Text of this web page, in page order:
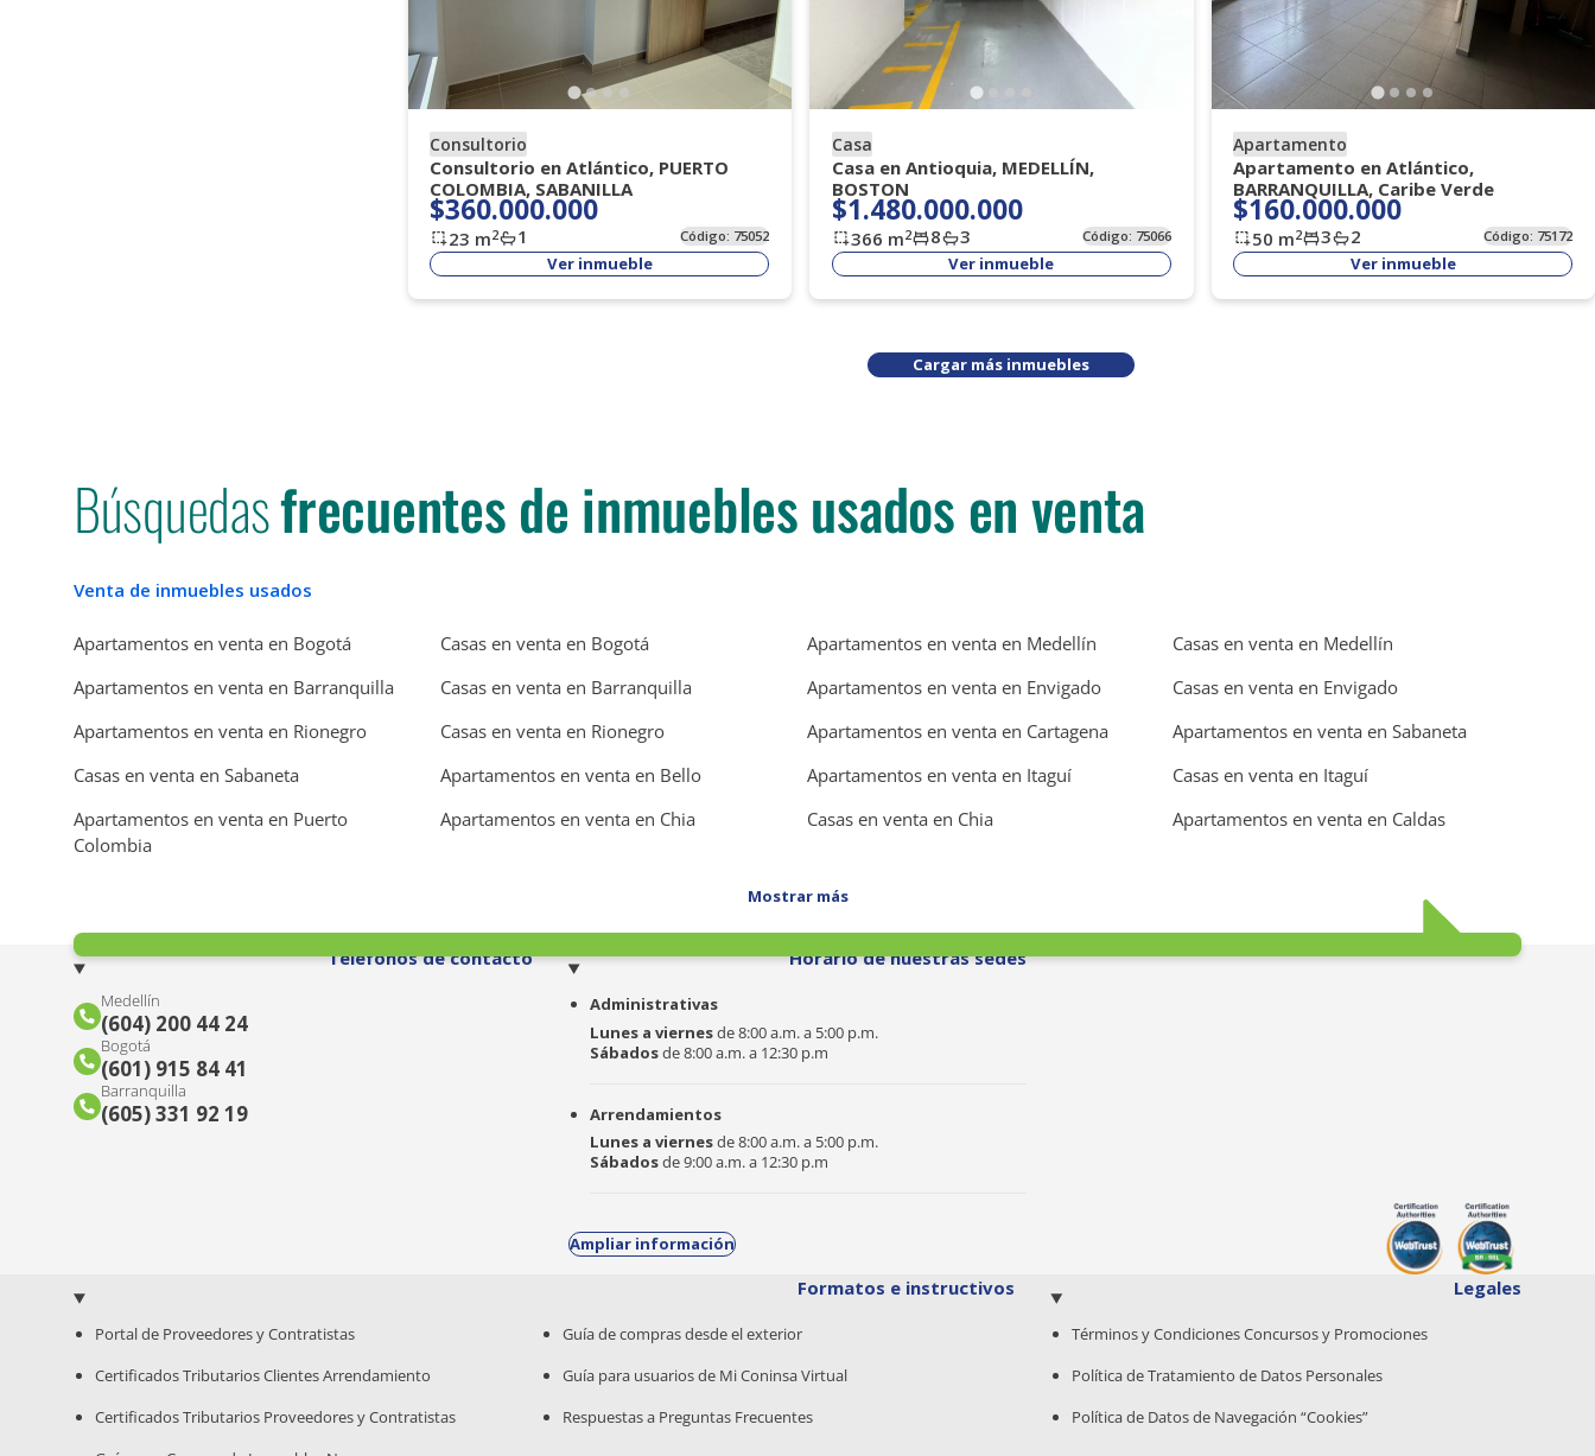
Consultorio
Consultorio en Atlántico, PUERTO
COLOMBIA, SABANILLA
$360.000.000
23 m2 1 Código: 75052
Ver inmueble
Casa
Casa en Antioquia, MEDELLÍN,
BOSTON
$1.480.000.000
366 m2 8 3 Código: 75066
Ver inmueble
Apartamento
Apartamento en Atlántico,
BARRANQUILLA, Caribe Verde
$160.000.000
50 m2 3 2 Código: 75172
Ver inmueble
Cargar más inmuebles
Búsquedasfrecuentes de inmuebles usados en venta
Venta de inmuebles usados
Apartamentos en venta en Bogotá Casas en venta en Bogotá Apartamentos en venta en Medellín
Casas en venta en Medellín
Apartamentos en venta en Barranquilla
Casas en venta en Barranquilla Apartamentos en venta en Envigado
Casas en venta en Envigado
Apartamentos en venta en Rionegro
Casas en venta en Rionegro Apartamentos en venta en Cartagena
Apartamentos en venta en Sabaneta
Casas en venta en Sabaneta
Apartamentos en venta en Bello Apartamentos en venta en Itaguí
Casas en venta en Itaguí
Apartamentos en venta en Puerto
Colombia
Apartamentos en venta en Chia Casas en venta en Chia Apartamentos en venta en Caldas
Mostrar más
Teléfonos de contacto
Medellín
(604) 200 44 24
Bogotá
(601) 915 84 41
Barranquilla
(605) 331 92 19
Horario de nuestras sedes
Administrativas
Lunes a viernesde 8:00 a.m. a 5:00 p.m.
Sábadosde 8:00 a.m. a 12:30 p.m
Arrendamientos
Lunes a viernesde 8:00 a.m. a 5:00 p.m.
Sábadosde 9:00 a.m. a 12:30 p.m
Ampliar información
Formatos e instructivos
Portal de Proveedores y Contratistas
Certificados Tributarios Clientes Arrendamiento
Certificados Tributarios Proveedores y Contratistas
Guía de compras desde el exterior
Guía para usuarios de Mi Coninsa Virtual
Respuestas a Preguntas Frecuentes
Legales
Términos y Condiciones Concursos y Promociones
Política de Tratamiento de Datos Personales
Política de Datos de Navegación “Cookies”